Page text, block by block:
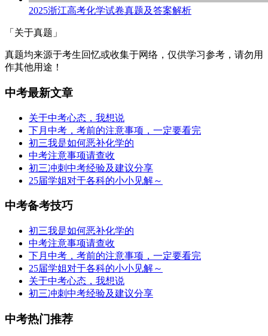
2025浙江高考化学试卷真题及答案解析
「关于真题」
真题均来源于考生回忆或收集于网络，仅供学习参考，请勿用
作其他用途！
中考最新文章
关于中考心态，我想说
下月中考，考前的注意事项，一定要看完
初三我是如何恶补化学的
中考注意事项请查收
初三冲刺中考经验及建议分享
25届学姐对于各科的小小见解～
中考备考技巧
初三我是如何恶补化学的
中考注意事项请查收
下月中考，考前的注意事项，一定要看完
25届学姐对于各科的小小见解～
关于中考心态，我想说
初三冲刺中考经验及建议分享
中考热门推荐